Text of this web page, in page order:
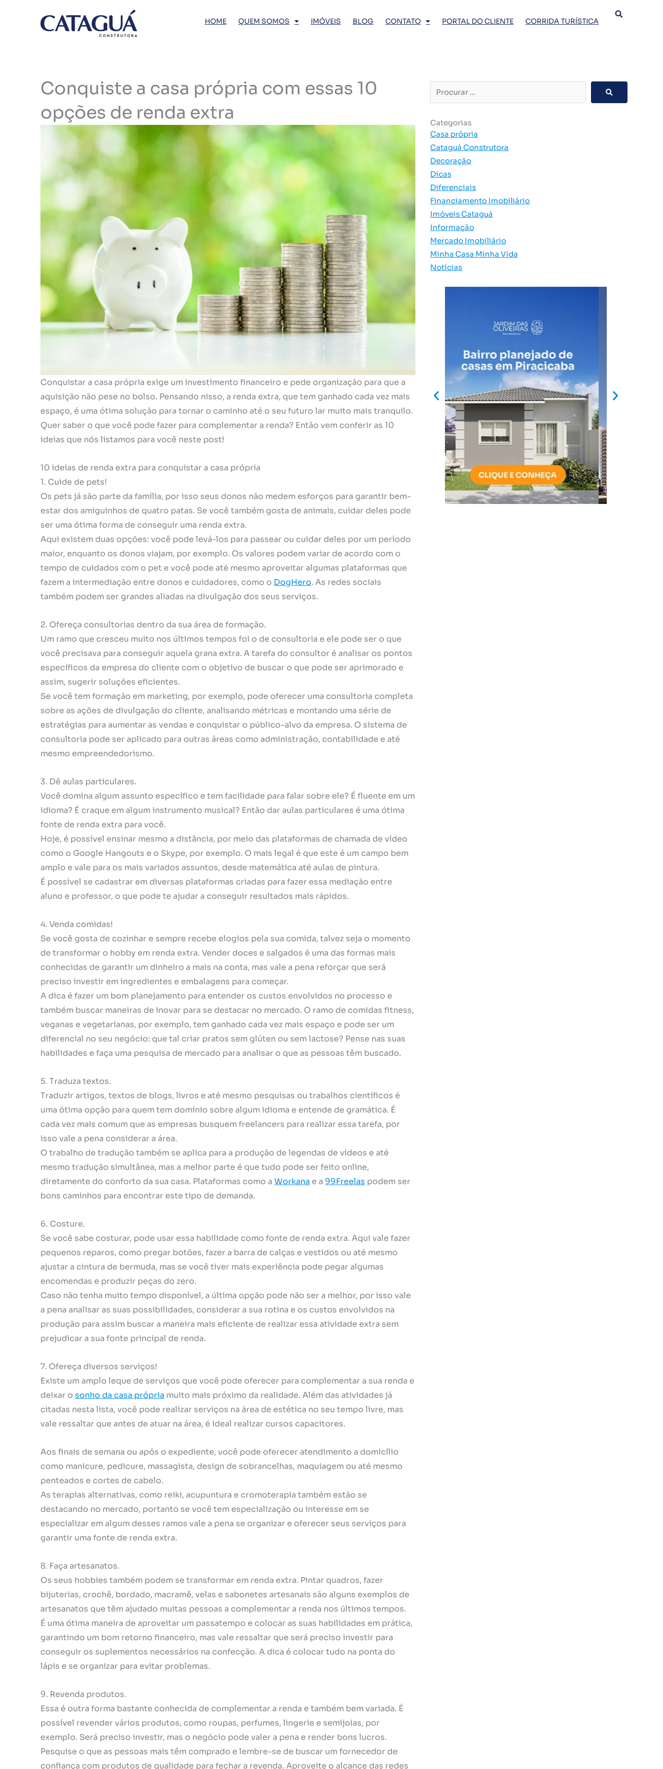
HOME QUEM SOMOS IMÓVEIS BLOG CONTATO PORTAL DO CLIENTE CORRIDA TURÍSTICA
Conquiste a casa própria com essas 10
opções de renda extra
Conquistar a casa própria exige um investimento financeiro e pede organização para que a
aquisição não pese no bolso. Pensando nisso, a renda extra, que tem ganhado cada vez mais
espaço, é uma ótima solução para tornar o caminho até o seu futuro lar muito mais tranquilo.
Quer saber o que você pode fazer para complementar a renda? Então vem conferir as 10
ideias que nós listamos para você neste post!
10 ideias de renda extra para conquistar a casa própria
1. Cuide de pets!
Os pets já são parte da família, por isso seus donos não medem esforços para garantir bem-
estar dos amiguinhos de quatro patas. Se você também gosta de animais, cuidar deles pode
ser uma ótima forma de conseguir uma renda extra.
Aqui existem duas opções: você pode levá-los para passear ou cuidar deles por um período
maior, enquanto os donos viajam, por exemplo. Os valores podem variar de acordo com o
tempo de cuidados com o pet e você pode até mesmo aproveitar algumas plataformas que
fazem a intermediação entre donos e cuidadores, como o DogHero. As redes sociais
também podem ser grandes aliadas na divulgação dos seus serviços.
2. Ofereça consultorias dentro da sua área de formação.
Um ramo que cresceu muito nos últimos tempos foi o de consultoria e ele pode ser o que
você precisava para conseguir aquela grana extra. A tarefa do consultor é analisar os pontos
específicos da empresa do cliente com o objetivo de buscar o que pode ser aprimorado e
assim, sugerir soluções eficientes.
Se você tem formação em marketing, por exemplo, pode oferecer uma consultoria completa
sobre as ações de divulgação do cliente, analisando métricas e montando uma série de
estratégias para aumentar as vendas e conquistar o público-alvo da empresa. O sistema de
consultoria pode ser aplicado para outras áreas como administração, contabilidade e até
mesmo empreendedorismo.
3. Dê aulas particulares.
Você domina algum assunto específico e tem facilidade para falar sobre ele? É fluente em um
idioma? É craque em algum instrumento musical? Então dar aulas particulares é uma ótima
fonte de renda extra para você.
Hoje, é possível ensinar mesmo a distância, por meio das plataformas de chamada de vídeo
como o Google Hangouts e o Skype, por exemplo. O mais legal é que este é um campo bem
amplo e vale para os mais variados assuntos, desde matemática até aulas de pintura.
É possível se cadastrar em diversas plataformas criadas para fazer essa mediação entre
aluno e professor, o que pode te ajudar a conseguir resultados mais rápidos.
4. Venda comidas!
Se você gosta de cozinhar e sempre recebe elogios pela sua comida, talvez seja o momento
de transformar o hobby em renda extra. Vender doces e salgados é uma das formas mais
conhecidas de garantir um dinheiro a mais na conta, mas vale a pena reforçar que será
preciso investir em ingredientes e embalagens para começar.
A dica é fazer um bom planejamento para entender os custos envolvidos no processo e
também buscar maneiras de inovar para se destacar no mercado. O ramo de comidas fitness,
veganas e vegetarianas, por exemplo, tem ganhado cada vez mais espaço e pode ser um
diferencial no seu negócio: que tal criar pratos sem glúten ou sem lactose? Pense nas suas
habilidades e faça uma pesquisa de mercado para analisar o que as pessoas têm buscado.
5. Traduza textos.
Traduzir artigos, textos de blogs, livros e até mesmo pesquisas ou trabalhos científicos é
uma ótima opção para quem tem domínio sobre algum idioma e entende de gramática. É
cada vez mais comum que as empresas busquem freelancers para realizar essa tarefa, por
isso vale a pena considerar a área.
O trabalho de tradução também se aplica para a produção de legendas de vídeos e até
mesmo tradução simultânea, mas a melhor parte é que tudo pode ser feito online,
diretamente do conforto da sua casa. Plataformas como a Workana e a 99Freelas podem ser
bons caminhos para encontrar este tipo de demanda.
6. Costure.
Se você sabe costurar, pode usar essa habilidade como fonte de renda extra. Aqui vale fazer
pequenos reparos, como pregar botões, fazer a barra de calças e vestidos ou até mesmo
ajustar a cintura de bermuda, mas se você tiver mais experiência pode pegar algumas
encomendas e produzir peças do zero.
Caso não tenha muito tempo disponível, a última opção pode não ser a melhor, por isso vale
a pena analisar as suas possibilidades, considerar a sua rotina e os custos envolvidos na
produção para assim buscar a maneira mais eficiente de realizar essa atividade extra sem
prejudicar a sua fonte principal de renda.
7. Ofereça diversos serviços!
Existe um amplo leque de serviços que você pode oferecer para complementar a sua renda e
deixar o sonho da casa própria muito mais próximo da realidade. Além das atividades já
citadas nesta lista, você pode realizar serviços na área de estética no seu tempo livre, mas
vale ressaltar que antes de atuar na área, é ideal realizar cursos capacitores.
Aos finais de semana ou após o expediente, você pode oferecer atendimento a domicílio
como manicure, pedicure, massagista, design de sobrancelhas, maquiagem ou até mesmo
penteados e cortes de cabelo.
As terapias alternativas, como reiki, acupuntura e cromoterapia também estão se
destacando no mercado, portanto se você tem especialização ou interesse em se
especializar em algum desses ramos vale a pena se organizar e oferecer seus serviços para
garantir uma fonte de renda extra.
8. Faça artesanatos.
Os seus hobbies também podem se transformar em renda extra. Pintar quadros, fazer
bijuterias, crochê, bordado, macramê, velas e sabonetes artesanais são alguns exemplos de
artesanatos que têm ajudado muitas pessoas a complementar a renda nos últimos tempos.
É uma ótima maneira de aproveitar um passatempo e colocar as suas habilidades em prática,
garantindo um bom retorno financeiro, mas vale ressaltar que será preciso investir para
conseguir os suplementos necessários na confecção. A dica é colocar tudo na ponta do
lápis e se organizar para evitar problemas.
9. Revenda produtos.
Essa é outra forma bastante conhecida de complementar a renda e também bem variada. É
possível revender vários produtos, como roupas, perfumes, lingerie e semijoias, por
exemplo. Será preciso investir, mas o negócio pode valer a pena e render bons lucros.
Pesquise o que as pessoas mais têm comprado e lembre-se de buscar um fornecedor de
confiança com produtos de qualidade para fechar a revenda. Aproveite o alcance das redes
Procurar
…
Categorias
Casa própria
Cataguá Construtora
Decoração
Dicas
Diferenciais
Financiamento Imobiliário
Imóveis Cataguá
Informação
Mercado Imobiliário
Minha Casa Minha Vida
Notícias